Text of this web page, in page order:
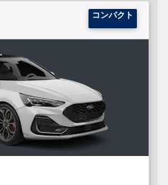
コンパクト